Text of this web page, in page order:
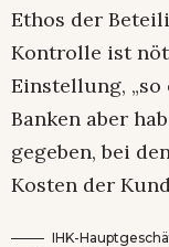
Ethos der
Kontrolle ist
Einstellung, „so
Banken aber
gegeben, bei
Kosten der
IHK-